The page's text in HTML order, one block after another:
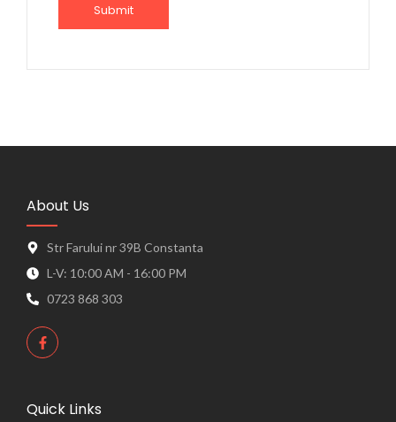
About Us
Str Farului nr 39B Constanta
L-V: 10:00 AM - 16:00 PM
0723 868 303
Quick Links